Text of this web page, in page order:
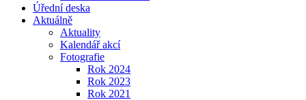
Úřední deska
Aktuálně
Aktuality
Kalendář akcí
Fotografie
Rok 2024
Rok 2023
Rok 2021